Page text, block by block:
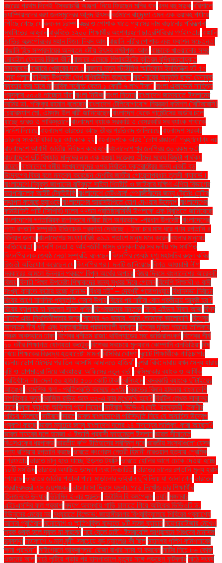
বছরের প্রথম দিনেই ‘স্বৈরাচারী অঞ্জনা’ নিয়ে ফিরছেন মনির খান বন্ধ বহু সড়ক বরিশালে
চ্যাম্পিয়নদের বরণ জনসমুদ্রের আনন্দ উৎসব বর্তমানে বায়ুদূষণ এমন এক ভয়াবহ পর্যায়ে
পৌঁছে গেছে যে বললেন ট্রাম্প বস্ত্র ও পোশাক খাতে গ্যাসের দাম বাড়ানোর পরিকল্পনা
স্থগিতের আহ্বান বাকৃবিতে ১২০০ শিক্ষার্থীর অংশগ্রহণে ছাত্রশিবিরের গণইফতার বাঙালি
জাতির আত্মগৌরবের মহান বিজয় দিবস আজ বাঙালি নারীর পোশাক এবং ফ্যাশন সচেতনতা
বাঙালি হিন্দু সম্প্রদায়ের অন্যতম ধর্মীয় উৎসব লক্ষ্মীপূজা আজ বাচ্চাকে খাওয়ানোর সময়
মোবাইল ফোনের বিকল্প কী? বাজারে এসেছে গিগাবাইটের কৃত্রিম বুদ্ধিমত্তাযুক্ত
মাদারবোর্ড বাজারে খেজুরের দাম ১ বাজারে নতুন স্টাইলিশ স্মার্টফোন ইনফিনিক্স হট ৫০
প্রো প্লাস বাণিজ্য উপদেষ্টা শেখ বশিরউদ্দীন বলেছেন বাবা-মায়ের অনুমতি ছাড়া ফেসবুক
ব্যবহার করা যাবে না বার্ষিক সর্বোচ্চ বেতন ১ কোটি ৭ লাখ টাকা" বাংলা একাডেমি সাহিত্য
পুরস্কার ২০২৪ পাচ্ছেন যাঁরা বাংলা নিউজ বাংলা সিনেমা বাংলাদেশ জামায়াতে ইসলামের
আমির ডা. শফিকুর রহমান বলেছেন বাংলাদেশ টেলিযোগাযোগ নিয়ন্ত্রণ কমিশন (বিটিআরসি)
চেয়ারম্যান মো. এমদাদ উল বারী জানিয়েছেন বাংলাদেশ থেকে গার্মেন্টসের অর্ডার চলে
যাচ্ছে ভারত ও পাকিস্তানে বাংলাদেশ ব্যাংক সরকারি ও বেসরকারি সব ব্যাংক শাখাকে
নির্দেশ দিয়েছে বাংলাদেশ ভারতের কাছে তীব্র প্রতিবাদ জানিয়েছে বাংলাদেশ সরকার
তারল্য সংকটে থাকা ছয় ব্যাংককে ২২ বাংলাদেশকে কারও ‘চোখ রাঙানো’ গ্রহণযোগ্য নয়
বাংলাদেশে আগামী জাতীয় নির্বাচন কবে হবে বাংলাদেশে খুব জনপ্রিয় ৩০ রকম ভর্তা
বাংলাদেশে দুটি বিখ্যাত মানুষের নাম এক হওয়া সত্ত্বেও তাঁদের মধ্যে কিছুটা পার্থক্য
রয়েছে বাংলাদেশে ধর্মীয় সংখ্যালঘুদের ওপর নির্যাতন যুক্তরাষ্ট্রের জন্য একটি বড়
উদ্বেগের বিষয় বলে মন্তব্য করেছেন দেশটির জাতীয় গোয়েন্দাপ্রধান তুলসী গ্যাবার্ড।
বাংলাদেশে নিযুক্ত জাপানের রাষ্ট্রদূত সাইদা শিনইচি ও জাইকার দক্ষিণ এশিয়া বিভাগের
মহাপরিচালক আইট টেরুইউকি বাংলাদেশে নেটওয়ার্ক পেশাজীবীদের জন্য ট্রেনিং সেন্টার
স্থাপন করেছে হুয়াওয়ে বাংলাদেশের আরসিইপিতে যোগ দেওয়ার উদ্যোগ বাংলাদেশের
কমিউনিস্ট পার্টি (সিপিবি) দলের ৭৭তম প্রতিষ্ঠাবার্ষিকী উপলক্ষে এক বিবৃতিতে জানিয়েছে
বাংলাদেশের গণতান্ত্রিক রূপান্তরে নারীরা ছিল অগ্রভাগে -প্রধান উপদেষ্টা বাংলাদেশের
পণ্য রপ্তানি সম্প্রতি ইতিবাচক প্রবণতা দেখাচ্ছে। টানা চার মাস ধরে পণ্য রপ্তানি ৪
বিলিয়ন ডলার বাংলাদেশের সংখ্যাগরিষ্ঠ ৬১.১ শতাংশ মানুষ মনে করেন বাংলার মানুষের
আতিথেয়তা' বিএনপি নেতা ও আইনজীবী মাসুদ তালুকদারের সব দলীয় পদ স্থগিত
বিএনপির এক জ্যেষ্ঠ নেতা সম্প্রতি বলেছেন বিএনপির জ্যেষ্ঠ যুগ্ম মহাসচিব রুহুল কবির
রিজভী অভিযোগ করেছেন যে বিএনপির পর। দলটি জানিয়েছে বিগত আওয়ামী লীগ
সরকারের আমলে উন্নয়ন প্রকল্পে বিপুল অর্থের অপচয় বিজয় দিবসে বাংলাদেশের আরেকটি
বিজয় বিদায়ী শিক্ষা উপদেষ্টা শিক্ষকদের জন্য সুখবর দিয়ে গেলেন বিদেশি শিক্ষার্থী ও কর্মী
সংখ্যা কমাতে কঠোর হচ্ছে কানাডা বিধবা নই” – দেবশ্রী গঙ্গোপাধ্যায় বিধানসভা নির্বাচন
বিয়ের আগে মানসিক প্রস্তুতি নেয়ার উপায় বিয়ের পর নারীরা কেন পরকীয়ায় আকৃষ্ট হয়?
বিয়ের ব্যাপারে যা বললেন সাফা কবির বিশেষজ্ঞদের মন্তব্য বিশ্ব এইডস দিবস আজ বিশ্ব
শান্তি এবং স্থিতিশীলতার জন্য বিশ্বের ৭০ ভাষায় 'আমি তোমাকে ভালোবাসি' বিশ্বের
অন্যতম শীর্ষ ধনী এবং যুক্তরাষ্ট্রের প্রভাবশালী ব্যক্তি বিশ্বের দূষিত শহরের তালিকায়
পঞ্চম অবস্থানে ঢাকা বিশ্বের ধনীতম রাজা: থাইল্যান্ডের মহা ভাজিরালংকর্ন বিশ্বের শীর্ষ
১০ ধনীর শিক্ষাগত যোগ্যতা কতটুকু বিশ্বের সবচেয়ে মূল্যবান কোম্পানি এনভিডিয়া বিষ
খেয়ে শিক্ষকের বিরুদ্ধে হত্যাচেষ্টা মামলা বিসিবির ঘোষণা বুয়েট শিক্ষার্থীকে গাড়িচাপার
ঘটনায় ডোপ টেস্টের পর তিন আসামি আদালতে হাজির" বুশরা বিবি: দাবায় যখন সৈন্য হারায়
বৃষ্টি ও তাপমাত্রা নিয়ে আবহাওয়া অফিসের নতুন বার্তা বেক্সিমকোর ব্যাংক ও আর্থিক
প্রতিষ্ঠানে দায়-দেনা ৫০ হাজার ৫০০ কোটি টাকা বেলিংহাম বেসরকারি ব্যাংকে ছাঁটাইয়ের
আতঙ্ক বৈদেশিক ঋণ - প্রতিশ্রুতি কমেছে ৬৭% বৈরুতের বিমান হামলায় বাংলাদেশি
নাগরিকের মৃত্যু ব্রাজিল রাউন্ড অফ ৩২-এ কার মুখোমুখি হবে? ব্রিটিশ লেখক সামান্থা
হার্ভে ব্র্যাক ব্যাংকে অফিসার পদে নিয়োগ ভাইরাল ভিডিওর সেই ‘রহস্যময়ী’ তরুণীর
পরিচয় মিলেছে ভাইরাস ভারত ভারত বাংলাদেশের পরিস্থিতি নিয়ে যে অযাচিত উদ্বেগ
প্রকাশ করছে ভারত ম্যাচের জন্য বাংলাদেশ দলের ২৪ সদস্যের তালিকা: কারা আছেন?
ভারত সফরের দলে হামজা ও ইতালি প্রবাসী ফাহমেদুল ইসলাম ভারত সীমান্তে
বিএসএফের ধরপাকড় ভারতীয় রুপি ইতিহাসের সর্বনিম্ন দরে ভারতীয় সংস্থাগুলো যেসব
পণ্য রাশিয়ায় রপ্তানি করছে ভারতে কংগ্রেস নেত্রী হিমানী নারওয়াল হত্যায় প্রেমিক
গ্রেফতার ভারতে চালু হতে যাচ্ছে উড়ন্ত ট্যাক্সি ভারতে হোলির আগে ঢেকে দেওয়া হচ্ছে
১০টি মসজিদ ভারতের অযাচিত উদ্বেগ এবং দ্বিচারিতা ভারতের চালের রপ্তানি মূল্য হ্রাস
পেয়েছে ভারতের জাতীয় পতাকা পায়ে মাড়ানোর ভাইরাল ছবি নিয়ে যা জানা গেল ভারতের
পররাষ্ট্রমন্ত্রী এস জয়শঙ্কর ভালোবাসা দিবসে যমুনায় পড়ে নিখোঁজ চার শিক্ষার্থীর
তিনজনকে উদ্ধার ভিটামিন ই-এর গুরুত্ব ভিটামিন বি কমপ্লেক্স ভ্যাট মঙ্গলবার
এইচএসসির ফল প্রকাশ মদ্যপ অবস্থায় গাড়ি চালাতে গিয়ে আটকের ভিডিওটি ড.
ইউনূসের মেয়ের নয় মধ্যরাতে বিক্ষোভ: জাহাঙ্গীরনগর বিশ্ববিদ্যালয়ে শিবিরের প্রকাশ্যে
আসার প্রতিবাদ মনোযোগ ও স্মৃতিশক্তি বাড়াতে ৯টি সহজ ব্যায়াম ময়েশ্চারাইজার মেখেও
ত্বক শুষ্ক হলে দ্রুত যা করবেন মরে যেতে চাই’: ইসরায়েলি আগ্রাসনে শিশুদের মানসিক
দুরবস্থা মহাকাশে ৯ মাস বন্দী: সবচেয়ে বড় চ্যালেঞ্জ কী ছিল মহানগর পুলিশ কমিশনারের
ক্ষমা প্রার্থনা" মাইগ্রেনে আক্রান্তরা রোজা রাখার সময় যা করবেন মাটির নিচে ৮৬ কেজি
ওজনের আলু মাঠে লুটিয়ে পড়ার পর হাসপাতালে মৃত্যুর সঙ্গে লড়ছেন ফুটবলার মাঠে সংঘর্ষ